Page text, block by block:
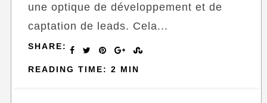
une optique de développement et de
captation de leads. Cela...
SHARE:
READING TIME: 2 MIN